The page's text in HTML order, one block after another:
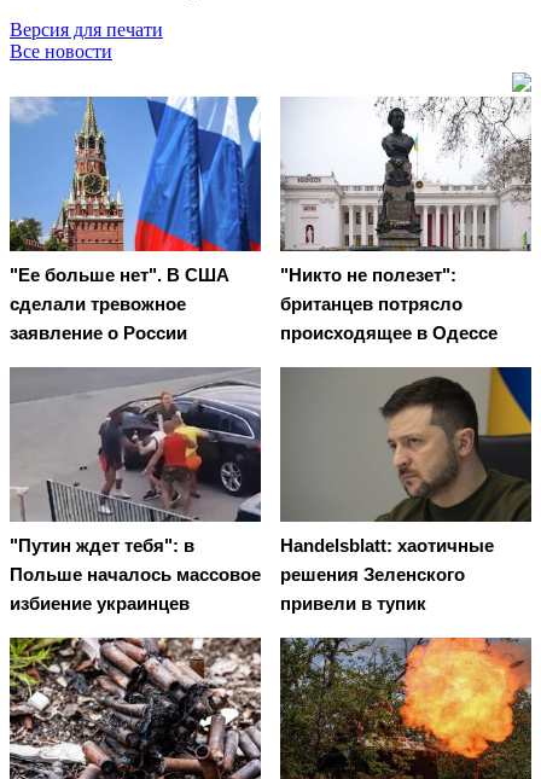
Версия для печати
Все новости
"Ее больше нет". В США
сделали тревожное
заявление о России
"Никто не полезет":
британцев потрясло
происходящее в Одессе
"Путин ждет тебя": в
Польше началось массовое
избиение украинцев
Handelsblatt: хаотичные
решения Зеленского
привели в тупик